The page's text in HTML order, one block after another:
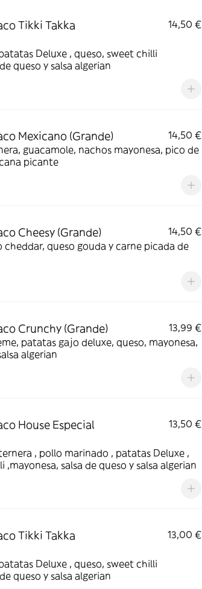
Tikki Takka
14,50 €
Deluxe , queso, sweet chilli
queso y salsa algerian
Mexicano (Grande)
14,50 €
guacamole, nachos mayonesa, pico de
picante
Cheesy (Grande)
14,50 €
cheddar, queso gouda y carne picada de
Crunchy (Grande)
13,99 €
patatas gajo deluxe, queso, mayonesa,
algerian
House Especial
13,50 €
, pollo marinado , patatas Deluxe ,
,mayonesa, salsa de queso y salsa algerian
Tikki Takka
13,00 €
Deluxe , queso, sweet chilli
queso y salsa algerian